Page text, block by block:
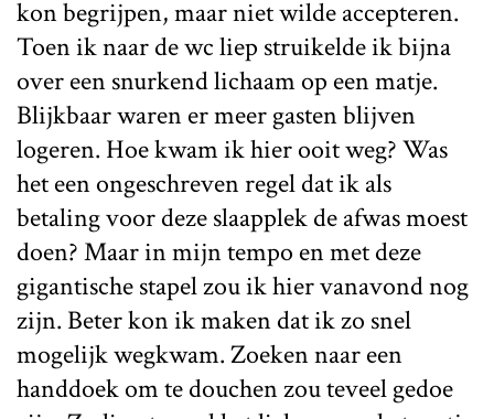
kon begrijpen, maar niet wilde accepteren.
Toen ik naar de wc liep struikelde ik bijna
over een snurkend lichaam op een matje.
Blijkbaar waren er meer gasten blijven
logeren. Hoe kwam ik hier ooit weg? Was
het een ongeschreven regel dat ik als
betaling voor deze slaapplek de afwas moest
doen? Maar in mijn tempo en met deze
gigantische stapel zou ik hier vanavond nog
zijn. Beter kon ik maken dat ik zo snel
mogelijk wegkwam. Zoeken naar een
handdoek om te douchen zou teveel gedoe